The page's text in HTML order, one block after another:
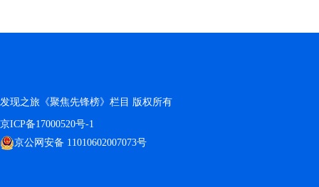
发现之旅《聚焦先锋榜》栏目 版权所有
京ICP备17000520号-1
京公网安备 11010602007073号